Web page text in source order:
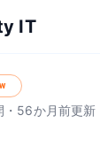
IT
・ 56か月前更新